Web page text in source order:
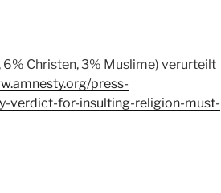
Christen, 3% Muslime) verurteilt
press-
verdict-for-insulting-religion-must-